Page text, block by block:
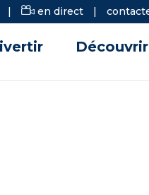
| en direct |
Découvrir